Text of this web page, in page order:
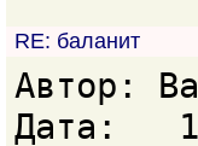
RE: баланит
Автор:
Дата: